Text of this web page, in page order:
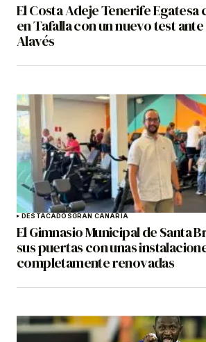
El Costa Adeje Tenerife Egatesa
en Tafalla con un nuevo test
Alavés
DESTACADOSGRAN CANARIA
El Gimnasio Municipal de Santa
sus puertas con unas
completamente renovadas